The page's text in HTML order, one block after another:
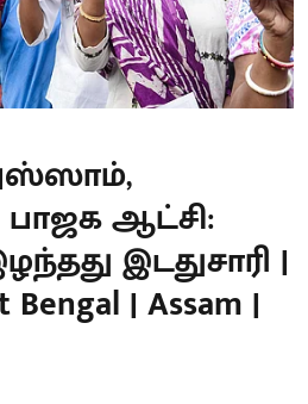
பாஜக ஆட்சி:
இடதுசாரி |
Bengal | Assam |